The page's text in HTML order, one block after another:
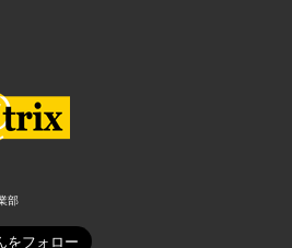
部